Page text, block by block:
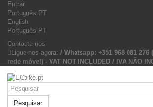
Entrar
Português PT
English
Português PT
Contacte-nos
Ligue-nos agora: / Whatsapp: +351 968 081 276
rede móvel) - VAT NOT INCLUDED / IVA NÃO
Pesquisar